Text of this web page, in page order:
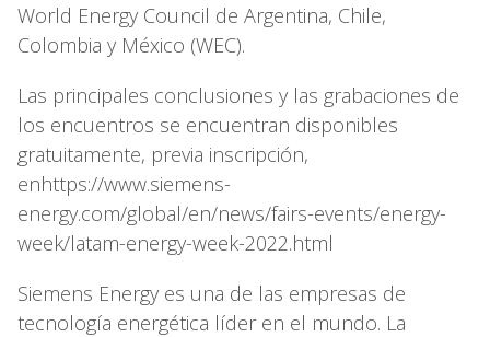
World Energy Council de Argentina, Chile,
Colombia y México (WEC).
Las principales conclusiones y las grabaciones de
los encuentros se encuentran disponibles
gratuitamente, previa inscripción,
enhttps://www.siemens-
energy.com/global/en/news/fairs-events/energy-
week/latam-energy-week-2022.html
Siemens Energy es una de las empresas de
tecnología energética líder en el mundo. La